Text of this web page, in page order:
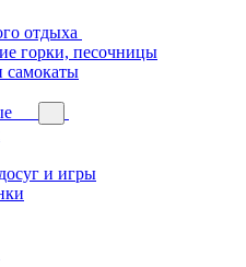
отдыха
горки, песочницы
самокаты
и игры